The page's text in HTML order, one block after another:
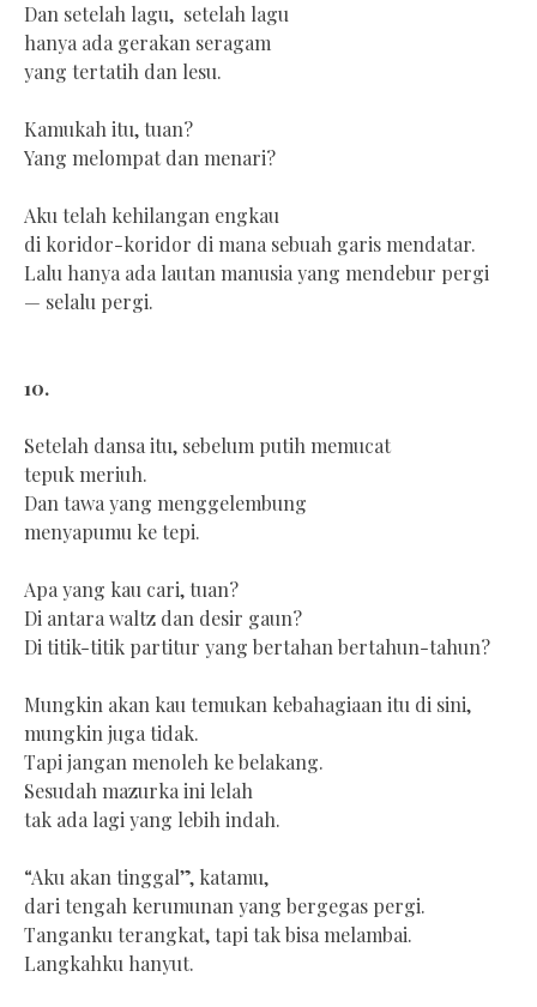
Dan setelah lagu, setelah lagu
hanya ada gerakan seragam
yang tertatih dan lesu.
Kamukah itu, tuan?
Yang melompat dan menari?
Aku telah kehilangan engkau
di koridor-koridor di mana sebuah garis mendatar.
Lalu hanya ada lautan manusia yang mendebur pergi
— selalu pergi.
10.
Setelah dansa itu, sebelum putih memucat
tepuk meriuh.
Dan tawa yang menggelembung
menyapumu ke tepi.
Apa yang kau cari, tuan?
Di antara waltz dan desir gaun?
Di titik-titik partitur yang bertahan bertahun-tahun?
Mungkin akan kau temukan kebahagiaan itu di sini,
mungkin juga tidak.
Tapi jangan menoleh ke belakang.
Sesudah mazurka ini lelah
tak ada lagi yang lebih indah.
“Aku akan tinggal”, katamu,
dari tengah kerumunan yang bergegas pergi.
Tanganku terangkat, tapi tak bisa melambai.
Langkahku hanyut.